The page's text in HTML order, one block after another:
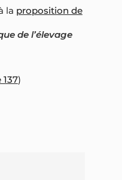
la proposition de
de l’élevage
137)